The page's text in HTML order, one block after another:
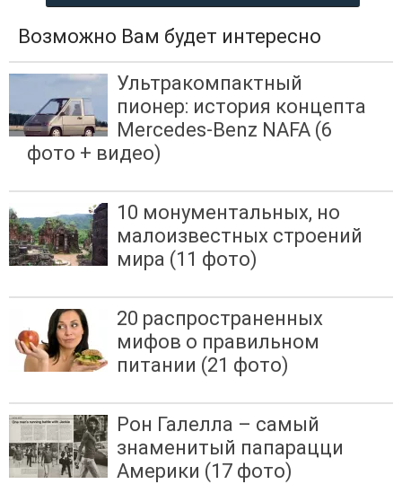
Возможно Вам будет интересно
Ультракомпактный
пионер: история концепта
Mercedes-Benz NAFA (6
фото + видео)
10 монументальных, но
малоизвестных строений
мира (11 фото)
20 распространенных
мифов о правильном
питании (21 фото)
Рон Галелла – самый
знаменитый папарацци
Америки (17 фото)